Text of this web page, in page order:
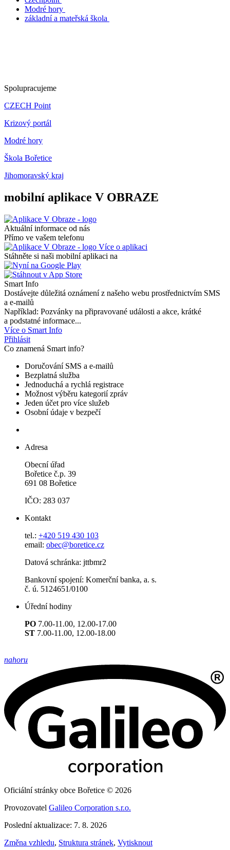
Modré hory
základní a mateřská škola
Spolupracujeme
CZECH Point
Krizový portál
Modré hory
Škola Bořetice
Jihomoravský kraj
mobilní aplikace V OBRAZE
Aktuální informace od nás
Přímo ve vašem telefonu
Více o aplikaci
Stáhněte si naši mobilní aplikaci na
Smart Info
Dostávejte důležitá oznámení z našeho webu prostřednictvím SMS
a e-mailů
Například: Pozvánky na připravované události a akce, krátké
a podstatné informace...
Více o Smart Info
Přihlásit
Co znamená Smart info?
Doručování SMS a e-mailů
Bezplatná služba
Jednoduchá a rychlá registrace
Možnost výběru kategorií zpráv
Jeden účet pro více služeb
Osobní údaje v bezpečí
Adresa
Obecní úřad
Bořetice č.p. 39
691 08 Bořetice
IČO: 283 037
Kontakt
tel.: +420 519 430 103
email: obec@boretice.cz
Datová schránka: jttbmr2
Bankovní spojení: Komerční banka, a. s.
č. ú. 5124651/0100
Úřední hodiny
PO 7.00-11.00, 12.00-17.00
ST 7.00-11.00, 12.00-18.00
nahoru
Oficiální stránky obce Bořetice © 2026
Provozovatel Galileo Corporation s.r.o.
Poslední aktualizace: 7. 8. 2026
Změna vzhledu, Struktura stránek, Vytisknout